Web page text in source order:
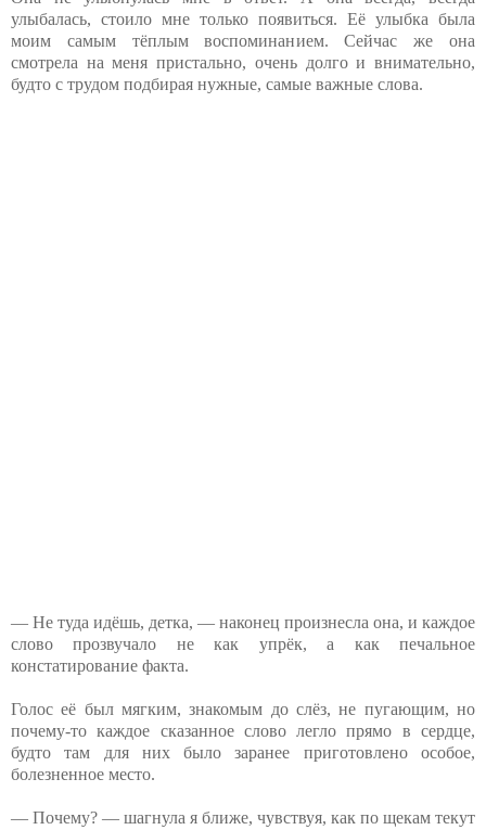
улыбалась, стоило мне только появиться. Её улыбка была
моим самым тёплым воспоминанием. Сейчас же она
смотрела на меня пристально, очень долго и внимательно,
будто с трудом подбирая нужные, самые важные слова.
— Не туда идёшь, детка, — наконец произнесла она, и каждое
слово прозвучало не как упрёк, а как печальное
констатирование факта.
Голос её был мягким, знакомым до слёз, не пугающим, но
почему-то каждое сказанное слово легло прямо в сердце,
будто там для них было заранее приготовлено особое,
болезненное место.
— Почему? — шагнула я ближе, чувствуя, как по щекам текут